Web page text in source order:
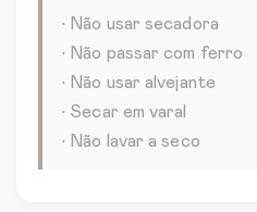
• Não usar secadora
• Não passar com ferro
• Não usar alvejante
• Secar em varal
• Não lavar a seco